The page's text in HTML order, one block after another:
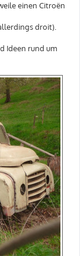
einen Citroën
droit).
Ideen rund um